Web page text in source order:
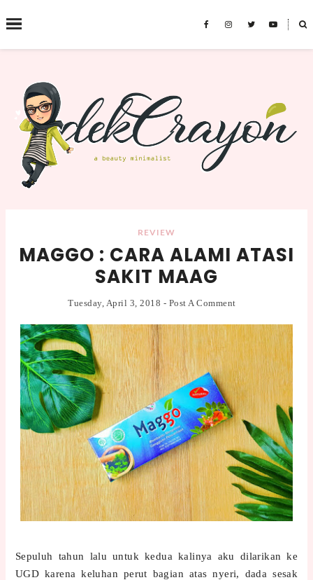
˟
SEARCH THIS BLOG
REVIEW
MAGGO : CARA ALAMI ATASI
SAKIT MAAG
Tuesday, April 3, 2018 - Post A Comment
Sepuluh tahun lalu untuk kedua kalinya aku dilarikan ke
UGD karena keluhan perut bagian atas nyeri, dada sesak